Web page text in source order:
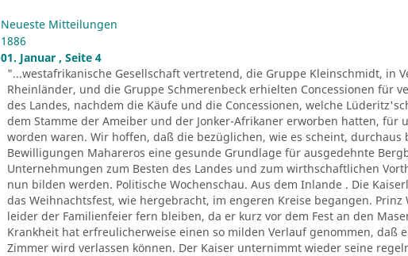
Neueste Mitteilungen
1886
01. Januar , Seite 4
"...westafrikanische Gesellschaft vertretend, die Gruppe Kleinschmidt, in
Rheinländer, und die Gruppe Schmerenbeck erhielten Concessionen für
des Landes, nachdem die Käufe und die Concessionen, welche
dem Stamme der Ameiber und der Jonker-Afrikaner erworben hatten, für
worden waren. Wir hoffen, daß die bezüglichen, wie es scheint, durchaus
Bewilligungen Mahareros eine gesunde Grundlage für ausgedehnte
Unternehmungen zum Besten des Landes und zum wirthschaftlichen
nun bilden werden. Politische Wochenschau. Aus dem Inlande . Die
das Weihnachtsfest, wie hergebracht, im engeren Kreise begangen. Prinz
leider der Familienfeier fern bleiben, da er kurz vor dem Fest an den
Krankheit hat erfreulicherweise einen so milden Verlauf genommen, daß
Zimmer wird verlassen können. Der Kaiser unternimmt wieder seine